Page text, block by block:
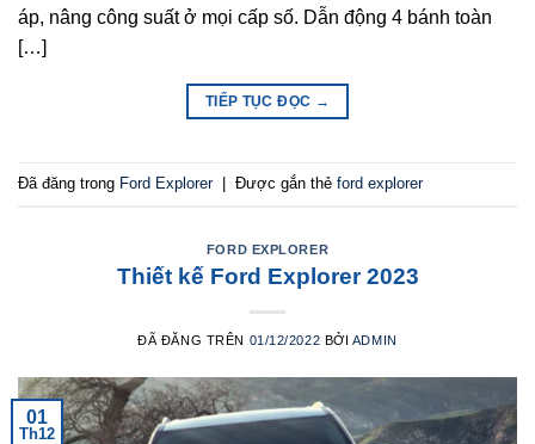
áp, nâng công suất ở mọi cấp số. Dẫn động 4 bánh toàn
[…]
TIẾP TỤC ĐỌC →
Đã đăng trong Ford Explorer Được gắn thẻ ford explorer
FORD EXPLORER
Thiết kế Ford Explorer 2023
ĐÃ ĐĂNG TRÊN 01/12/2022 BỞI ADMIN
01
Th12